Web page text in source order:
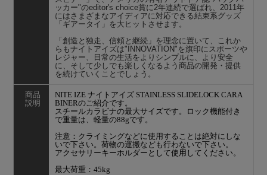
ッカー"のeditor's choice賞に2年連続で選ばれ、2011年
にはさまざまなアイディアに対応できる結束系グッズ
「ギアータイ」を大ヒットさせます。
「創造と独走、信頼と継続」を理念に置いて、これか
らもナイトアイズは"INNOVATION"を旗印にスポーツや
レジャー、日常の生活をよりシンプルに、より安全
に、そして少しでも楽しくなるよう商品の開発・提供
を続けていくことでしょう。
商品
説明
NITE IZE ナイトアイズ STAINLESS SLIDELOCK CARA
BINERのご紹介です。
スチールカラビナの最大サイズです。ロック機能付き
で重量は、軽量の88gです。
注意：クライミングなどに使用することは絶対にしな
いで下さい。荷物の運搬なども行わないで下さい。
アクセサリーキーホルダーとして使用してください。
最大荷重：45kg